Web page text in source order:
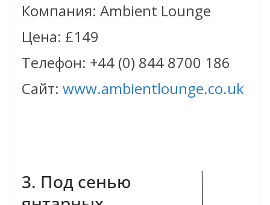
Компания: Ambient Lounge
Цена: £149
Телефон: +44 (0) 844 8700 186
Сайт: www.ambientlounge.co.uk
3. Под сенью